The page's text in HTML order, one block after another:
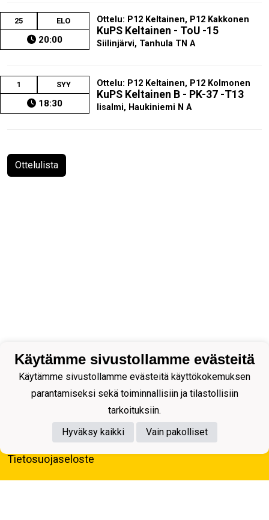
25 ELO
20:00
Ottelu: P12 Keltainen, P12 Kakkonen
KuPS Keltainen - ToU -15
Siilinjärvi, Tanhula TN A
1 SYY
18:30
Ottelu: P12 Keltainen, P12 Kolmonen
KuPS Keltainen B - PK-37 -T13
Iisalmi, Haukiniemi N A
Ottelulista
Tietosuojaseloste
Käytämme sivustollamme evästeitä
Käytämme sivustollamme evästeitä käyttökokemuksen
parantamiseksi sekä toiminnallisiin ja tilastollisiin
tarkoituksiin.
Hyväksy kaikki
Vain pakolliset